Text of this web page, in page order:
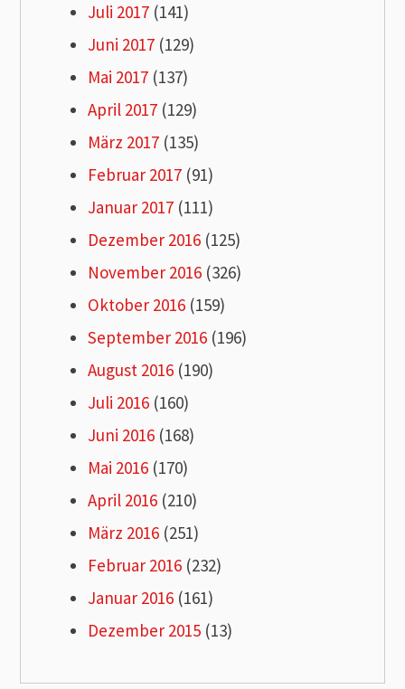
Juli 2017 (141)
Juni 2017 (129)
Mai 2017 (137)
April 2017 (129)
März 2017 (135)
Februar 2017 (91)
Januar 2017 (111)
Dezember 2016 (125)
November 2016 (326)
Oktober 2016 (159)
September 2016 (196)
August 2016 (190)
Juli 2016 (160)
Juni 2016 (168)
Mai 2016 (170)
April 2016 (210)
März 2016 (251)
Februar 2016 (232)
Januar 2016 (161)
Dezember 2015 (13)